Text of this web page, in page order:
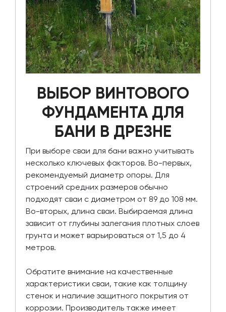
ВЫБОР ВИНТОВОГО
ФУНДАМЕНТА ДЛЯ
БАНИ В ДРЕЗНЕ
При выборе сваи для бани важно учитывать
несколько ключевых факторов. Во-первых,
рекомендуемый диаметр опоры. Для
строений средних размеров обычно
подходят сваи с диаметром от 89 до 108 мм.
Во-вторых, длина сваи. Выбираемая длина
зависит от глубины залегания плотных слоев
грунта и может варьироваться от 1,5 до 4
метров.
Обратите внимание на качественные
характеристики сваи, такие как толщину
стенок и наличие защитного покрытия от
коррозии. Производитель также имеет